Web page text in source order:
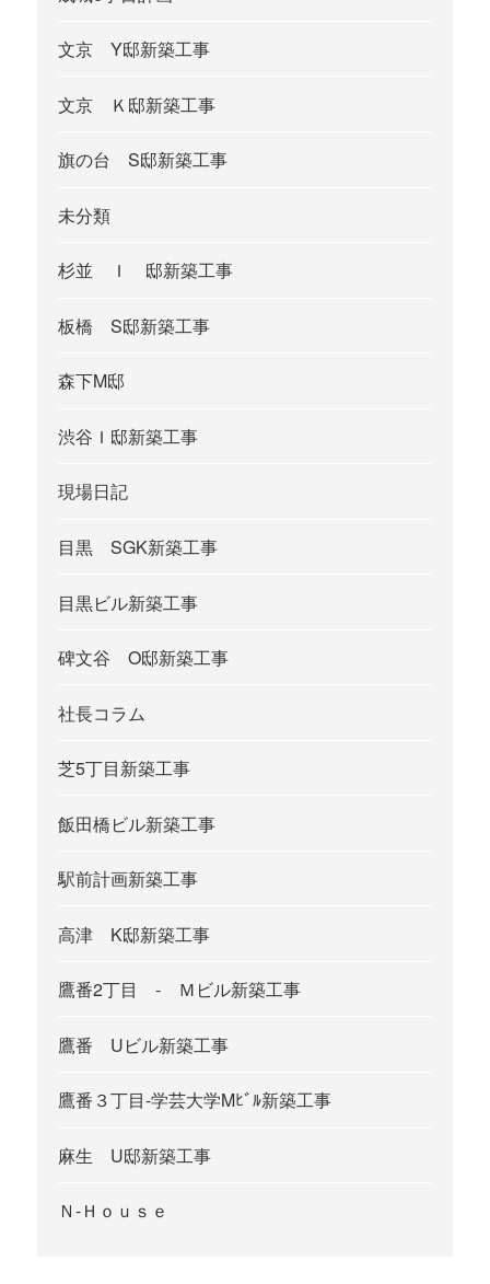
文京 Y邸新築工事
文京 Ｋ邸新築工事
旗の台 S邸新築工事
未分類
杉並 Ｉ 邸新築工事
板橋 S邸新築工事
森下M邸
渋谷Ｉ邸新築工事
現場日記
目黒 SGK新築工事
目黒ビル新築工事
碑文谷 O邸新築工事
社長コラム
芝5丁目新築工事
飯田橋ビル新築工事
駅前計画新築工事
高津 K邸新築工事
鷹番2丁目 - Ｍビル新築工事
鷹番 Uビル新築工事
鷹番３丁目-学芸大学Mﾋﾞﾙ新築工事
麻生 U邸新築工事
Ｎ-Ｈｏｕｓｅ